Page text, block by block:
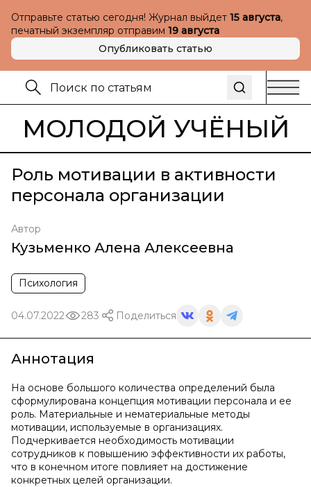
Отправьте статью сегодня! Журнал выйдет 15 августа,
печатный экземпляр отправим 19 августа
Опубликовать статью
МОЛОДОЙ УЧЁНЫЙ
Роль мотивации в активности
персонала организации
Автор
Кузьменко Алена Алексеевна
Психология
04.07.2022 283 Поделиться
Аннотация
На основе большого количества определений была
сформулирована концепция мотивации персонала и ее
роль. Материальные и нематериальные методы
мотивации, используемые в организациях.
Подчеркивается необходимость мотивации
сотрудников к повышению эффективности их работы,
что в конечном итоге повлияет на достижение
конкретных целей организации.